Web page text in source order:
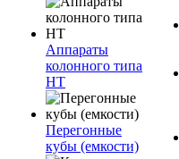
Аппараты
колонного типа
НТ
Перегонные
кубы (емкости)